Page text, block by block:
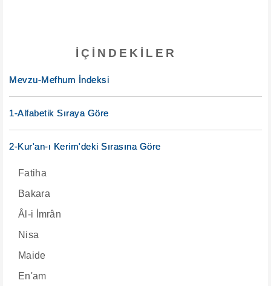
İÇINDEKILER
Mevzu-Mefhum İndeksi
1-Alfabetik Sıraya Göre
2-Kur'an-ı Kerim'deki Sırasına Göre
Fatiha
Bakara
Âl-i İmrân
Nisa
Maide
En'am